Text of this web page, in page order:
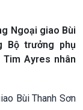
Ngoại giao Bùi
Bộ trưởng phụ
Ayres nhân
Bùi Thanh Sơn